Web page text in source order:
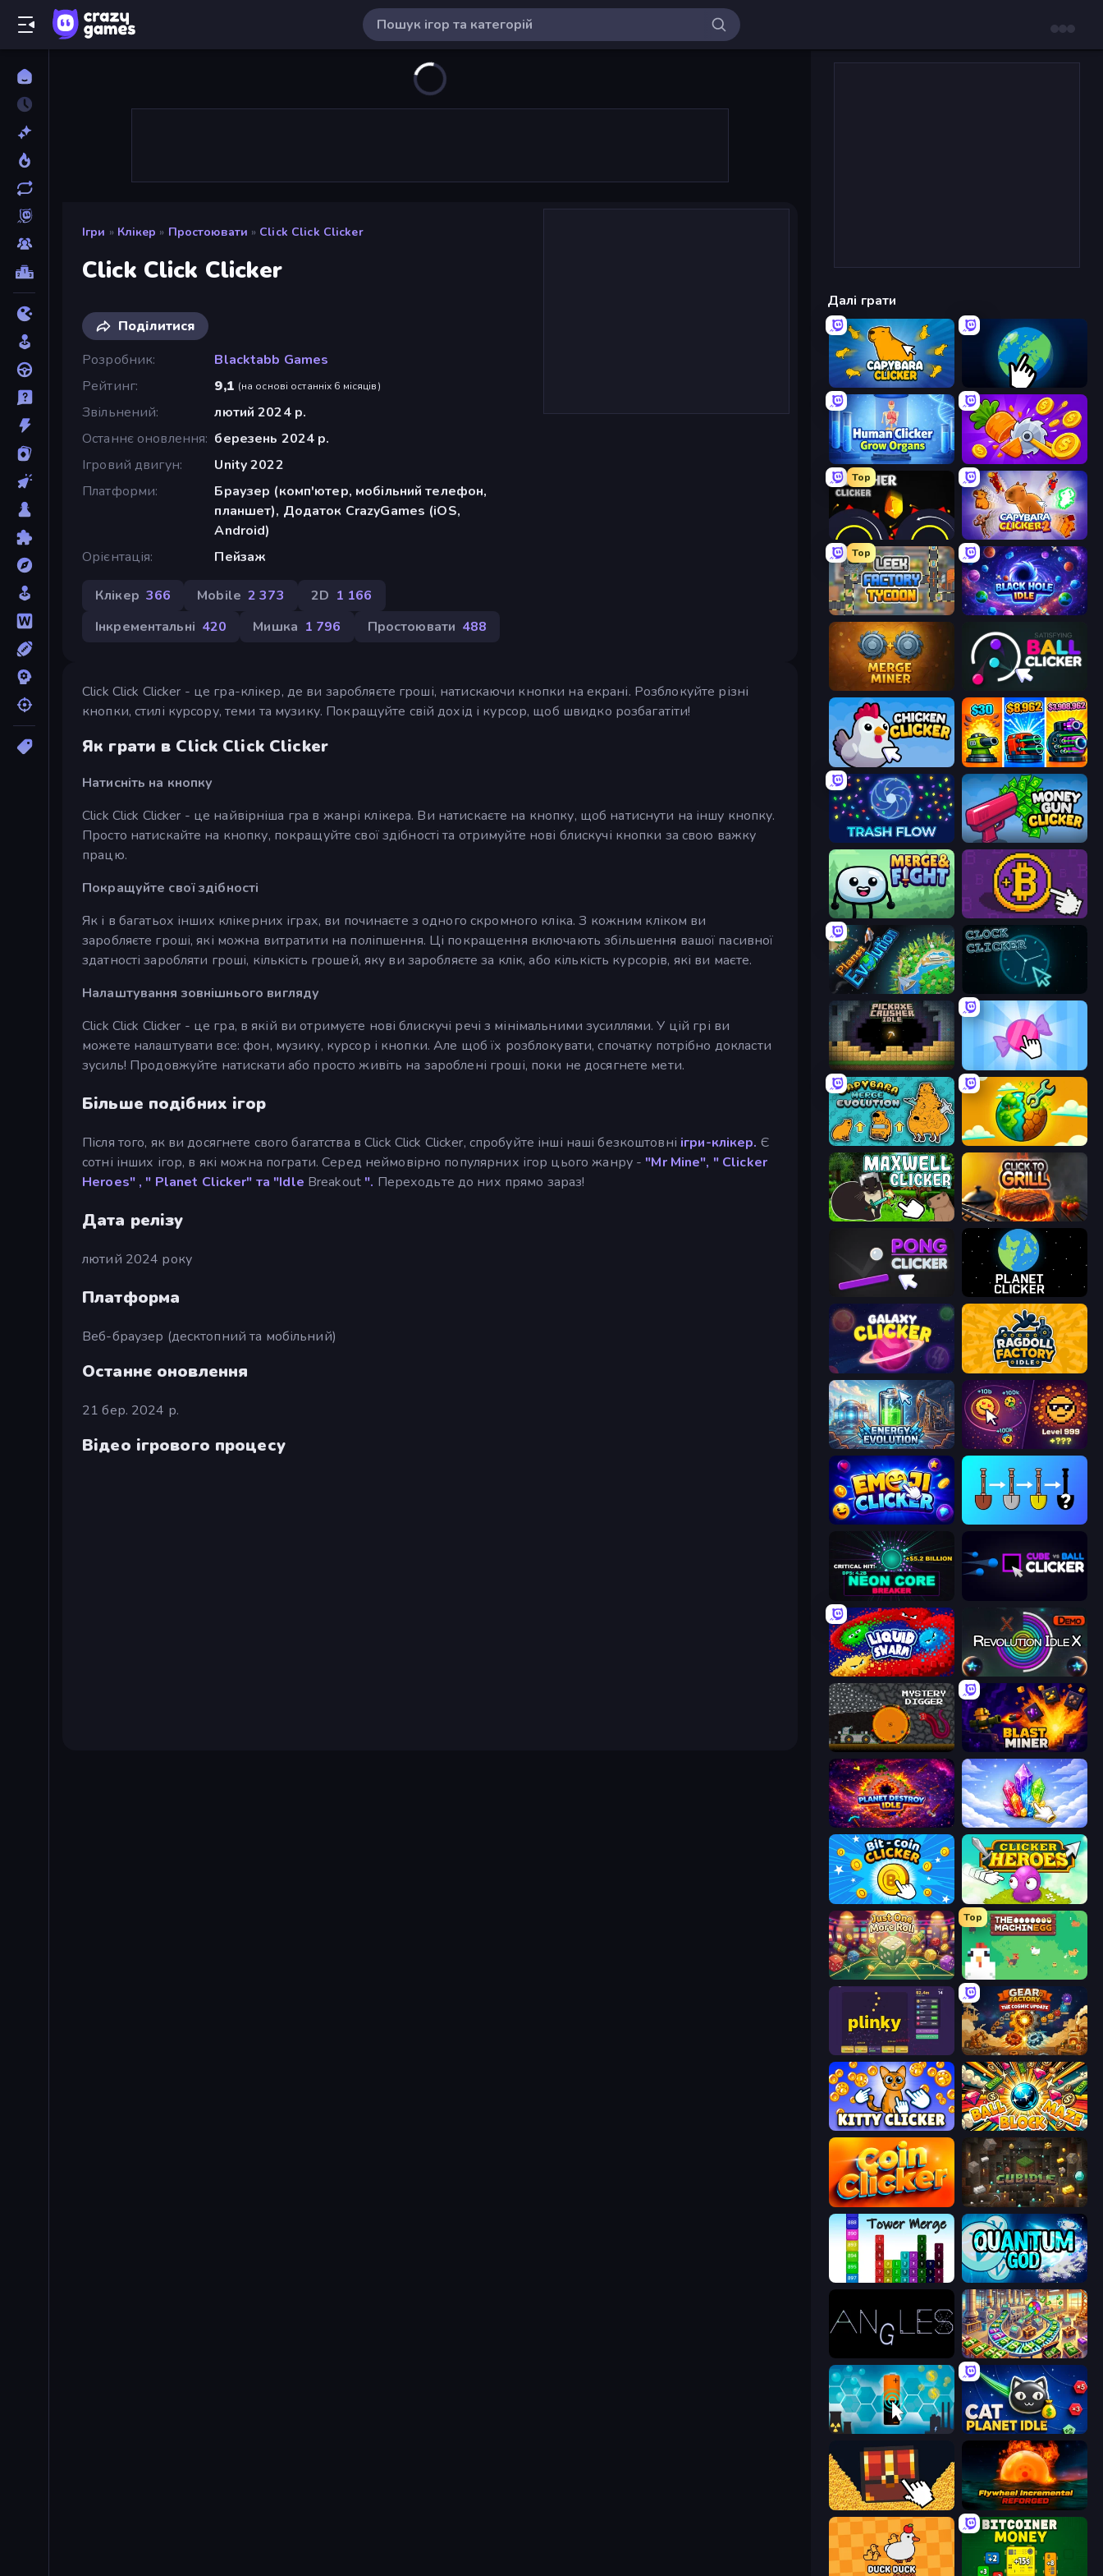
Ігри » Клікер » Простоювати » Click Click Clicker
Click Click Clicker
Поділитися
Розробник
Blacktabb Games
Рейтинг
9,1 (на основі останніх 6 місяців)
Звільнений
лютий 2024 р.
Останнє оновлення березень 2024 р.
Ігровий двигун
Unity 2022
Платформи
Браузер (комп'ютер, мобільний телефон,
планшет), Додаток CrazyGames (iOS,
Android)
Орієнтація
Пейзаж
Клікер 366 Mobile 2 373 2D 1 166
Інкрементальні 420 Мишка 1 796 Простоювати 488
Click Click Clicker - це гра-клікер, де ви заробляєте гроші, натискаючи кнопки на екрані. Розблокуйте різні
кнопки, стилі курсору, теми та музику. Покращуйте свій дохід і курсор, щоб швидко розбагатіти!
Як грати в Click Click Clicker
Натисніть на кнопку
Click Click Clicker - це найвірніша гра в жанрі клікера. Ви натискаєте на кнопку, щоб натиснути на іншу кнопку.
Просто натискайте на кнопку, покращуйте свої здібності та отримуйте нові блискучі кнопки за свою важку
працю.
Покращуйте свої здібності
Як і в багатьох інших клікерних іграх, ви починаєте з одного скромного кліка. З кожним кліком ви
заробляєте гроші, які можна витратити на поліпшення. Ці покращення включають збільшення вашої пасивної
здатності заробляти гроші, кількість грошей, яку ви заробляєте за клік, або кількість курсорів, які ви маєте.
Налаштування зовнішнього вигляду
Click Click Clicker - це гра, в якій ви отримуєте нові блискучі речі з мінімальними зусиллями. У цій грі ви
можете налаштувати все: фон, музику, курсор і кнопки. Але щоб їх розблокувати, спочатку потрібно докласти
зусиль! Продовжуйте натискати або просто живіть на зароблені гроші, поки не досягнете мети.
Більше подібних ігор
Після того, як ви досягнете свого багатства в Click Click Clicker, спробуйте інші наші безкоштовні ігри-клікер. Є
сотні інших ігор, в які можна пограти. Серед неймовірно популярних ігор цього жанру - "Mr Mine", " Clicker
Heroes" , " Planet Clicker" та "Idle Breakout ". Переходьте до них прямо зараз!
Дата релізу
лютий 2024 року
Платформа
Веб-браузер (десктопний та мобільний)
Останнє оновлення
21 бер. 2024 р.
Відео ігрового процесу
Далі грати
Capybara Clicker Planet Clicker 2
Human Clicker: Grow Organs Farm Ring Idle
Top
Crusher Clicker Capybara Clicker 2
Top
Leek Factory Tycoon Black Hole Idle
Merge Miner Satisfying Ball Clicker
Chicken Clicker Pumpkin Defense: Merge Cannon
Trash Flow Money Gun Clicker
Merge & Fight Money Maker
Planet Evolution: Idle Clicker Clock Clicker
Pickaxe Crusher Idle Candy Clicker 2
Capybara Merge Evolution Land Explorers: Merge & Build
Maxwell Clicker Click To Grill
Pong Clicker Planet Clicker
Galaxy Clicker Ragdoll Factory Idle
Energy Evolution Dominate All Shapes
Emoji Clickers
Neon Core Breaker
Liquid Swarm Revolution Idle X
Mystery Digger Blast Miner
Planet Destroy Idle Crystalia Idle Clicker
Bit-coin Clicker Clicker Heroes
Just One More Roll
Top
The MachinEGG
Plinky Gear Factory
Kitty Clicker Ball Block Maze
Coin Clicker Cubidle
Tower Merge Quantum God
Money Factory: Tycoon Idle Game
Battery Clicker Cat Planet Idle
Treasure Hunt Idle Flywheel Incremental: Reforged